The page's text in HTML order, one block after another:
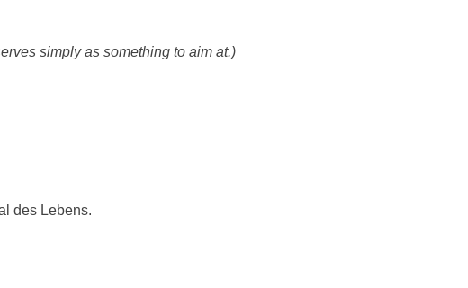
simply as something to aim at.)
des Lebens.